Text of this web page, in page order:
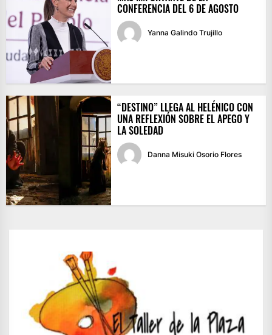
CONFERENCIA DEL 6 DE AGOSTO
Yanna Galindo Trujillo
“DESTINO” LLEGA AL HELÉNICO CON
UNA REFLEXIÓN SOBRE EL APEGO Y
LA SOLEDAD
Danna Misuki Osorio Flores